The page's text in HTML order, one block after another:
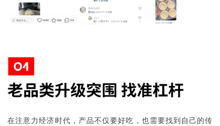
在注意力经济时代，产品不仅要好吃，也需要找到自己的传